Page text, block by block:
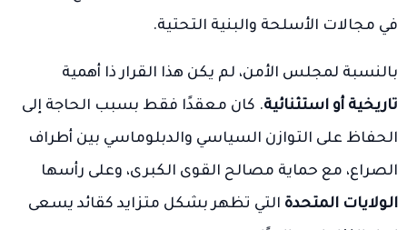
في مجالات الأسلحة والبنية التحتية.
بالنسبة لمجلس الأمن، لم يكن هذا القرار ذا أهمية
تاريخية أو استثنائية. كان معقدًا فقط بسبب الحاجة إلى
الحفاظ على التوازن السياسي والدبلوماسي بين أطراف
الصراع، مع حماية مصالح القوى الكبرى، وعلى رأسها
الولايات المتحدة التي تظهر بشكل متزايد كقائد يسعى